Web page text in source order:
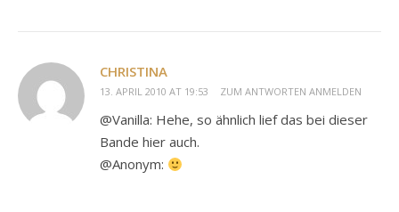
CHRISTINA
13. APRIL 2010 AT 19:53 ZUM ANTWORTEN ANMELDEN
@Vanilla: Hehe, so ähnlich lief das bei dieser
Bande hier auch.
@Anonym: